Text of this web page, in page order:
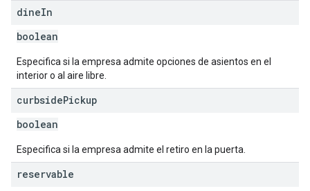
dineIn
boolean
Especifica si la empresa admite opciones de asientos en el
interior o al aire libre.
curbsidePickup
boolean
Especifica si la empresa admite el retiro en la puerta.
reservable